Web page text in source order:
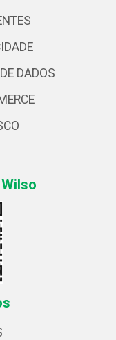
DADOS